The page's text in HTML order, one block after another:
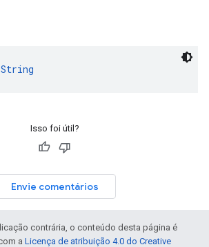
String
Isso foi útil?
Envie comentários
contrária, o conteúdo desta página é
a Licença de atribuição 4.0 do Creative